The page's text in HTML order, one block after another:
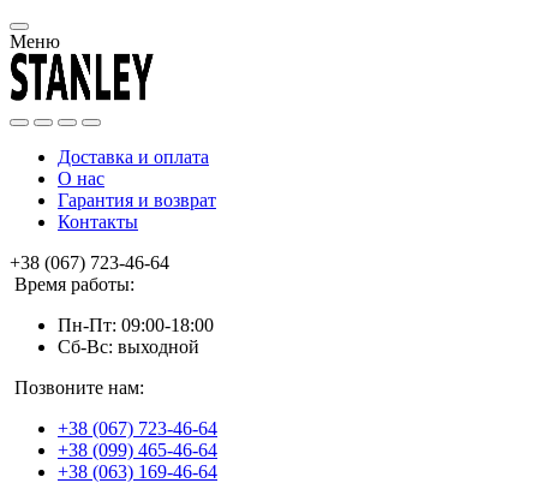
Меню
Доставка и оплата
О нас
Гарантия и возврат
Контакты
+38 (067) 723-46-64
Время работы:
Пн-Пт: 09:00-18:00
Сб-Вс: выходной
Позвоните нам:
+38 (067) 723-46-64
+38 (099) 465-46-64
+38 (063) 169-46-64